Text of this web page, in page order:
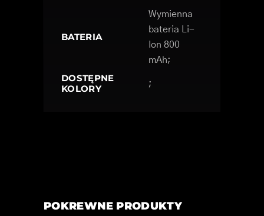
BATERIA
Wymienna
bateria Li-
Ion 800
mAh;
DOSTĘPNE
KOLORY
;
POKREWNE PRODUKTY